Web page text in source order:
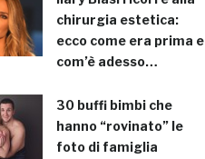
chirurgia estetica:
ecco come era prima e
com’è adesso…
30 buffi bimbi che
hanno “rovinato” le
foto di famiglia